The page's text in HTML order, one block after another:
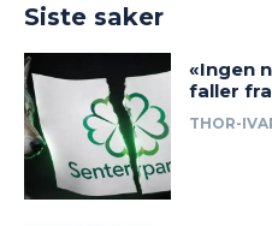
Siste saker
«Ingen
faller
THOR-